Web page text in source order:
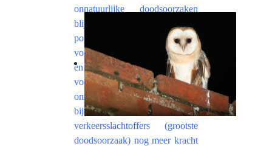
onnatuurlijke doodsoorzaken
blijven een enorme druk op de
populatie zetten. Naast het
voorzien in broedgelegenheid
en het opwaarderen van
voedselgebieden willen we
onze campagnes rond
bijvoorbeeld
verkeersslachtoffers (grootste
doodsoorzaak) nog meer kracht